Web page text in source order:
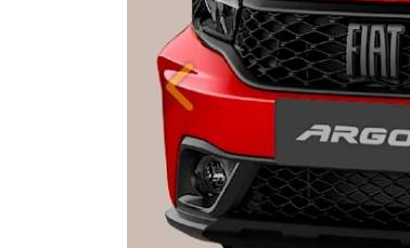
Anterior